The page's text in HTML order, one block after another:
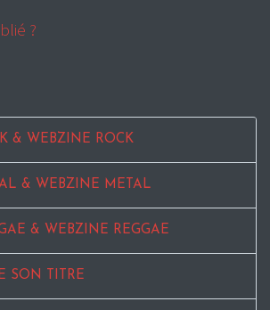
?
& WEBZINE ROCK
& WEBZINE METAL
& WEBZINE REGGAE
SON TITRE